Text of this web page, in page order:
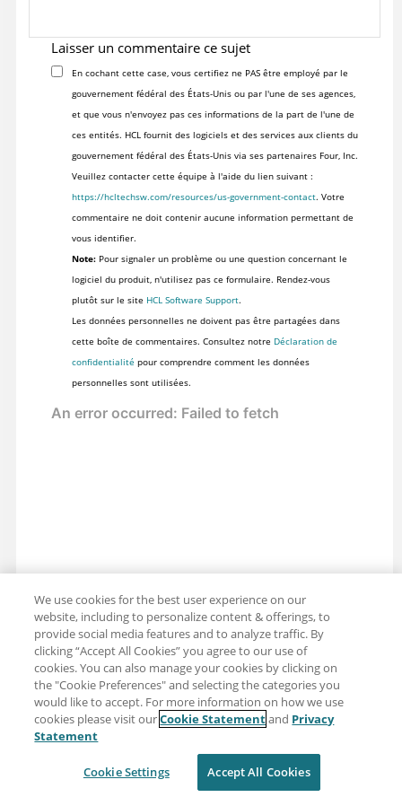
Laisser un commentaire ce sujet
En cochant cette case, vous certifiez ne PAS être employé par le
gouvernement fédéral des États-Unis ou par l'une de ses agences,
et que vous n'envoyez pas ces informations de la part de l'une de
ces entités. HCL fournit des logiciels et des services aux clients du
gouvernement fédéral des États-Unis via ses partenaires Four, Inc.
Veuillez contacter cette équipe à l'aide du lien suivant :
https://hcltechsw.com/resources/us-government-contact. Votre
commentaire ne doit contenir aucune information permettant de
vous identifier.
Note:Pour signaler un problème ou une question concernant le
logiciel du produit, n'utilisez pas ce formulaire. Rendez-vous
plutôt sur le site HCL Software Support.
Les données personnelles ne doivent pas être partagées dans
cette boîte de commentaires. Consultez notre Déclaration de
confidentialité pour comprendre comment les données
personnelles sont utilisées.
Partager : Courriel
Twitter
Clause de non-responsabilité
Intimité
We use cookies for the best user experience on our
website, including to personalize content & offerings, to
provide social media features and to analyze traffic. By
clicking “Accept All Cookies” you agree to our use of
cookies. You can also manage your cookies by clicking on
the "Cookie Preferences" and selecting the categories you
would like to accept. For more information on how we use
cookies please visit ourCookie Statementand Privacy
Statement
Cookie Settings Accept All Cookies